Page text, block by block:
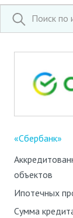
«Сбербанк»
объектов
Ипотечных
Сумма